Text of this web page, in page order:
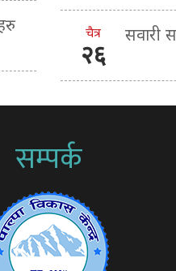
चैत्र
२६
सवारी
सम्पर्क